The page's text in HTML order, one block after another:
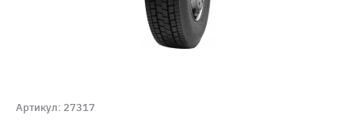
Артикул: 27317